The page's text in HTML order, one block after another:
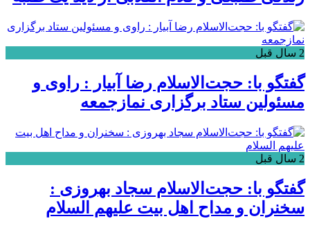
2 سال قبل
گفتگو با: حجت‌الاسلام‌ رضا آبیار : راوی و
مسئولین ستاد برگزاری نمازجمعه
2 سال قبل
گفتگو با: حجت‌الاسلام‌ سجاد بهروزی :
سخنران و مداح اهل‌ بیت علیهم‌ السلام